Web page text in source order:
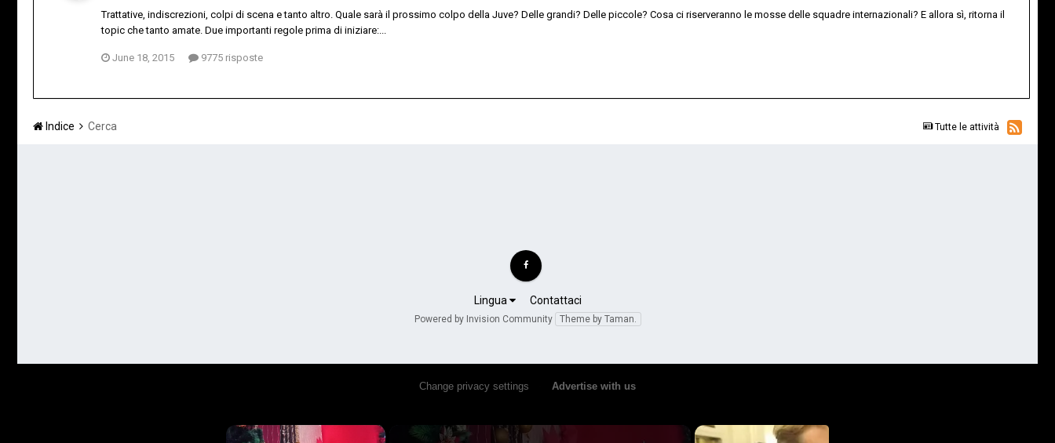
Trattative, indiscrezioni, colpi di scena e tanto altro. Quale sarà il prossimo colpo della Juve? Delle grandi? Delle piccole? Cosa ci riserveranno le mosse delle squadre internazionali? E allora sì, ritorna il
topic che tanto amate. Due importanti regole prima di iniziare:...
June 18, 2015 9775 risposte
Tutte le attività
Indice Cerca
Lingua Contattaci
Powered by Invision Community Theme by Taman.
Change privacy settings Advertise with us
×